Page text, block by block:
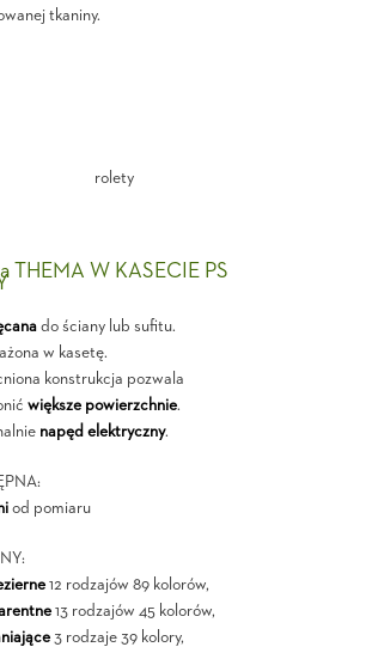
tkaniny.
THEMA W KASECIE PS
do ściany lub sufitu.
w kasetę.
konstrukcja pozwala
większe powierzchnie.
napęd elektryczny.
od pomiaru
12 rodzajów 89 kolorów,
13 rodzajów 45 kolorów,
3 rodzaje 39 kolory,